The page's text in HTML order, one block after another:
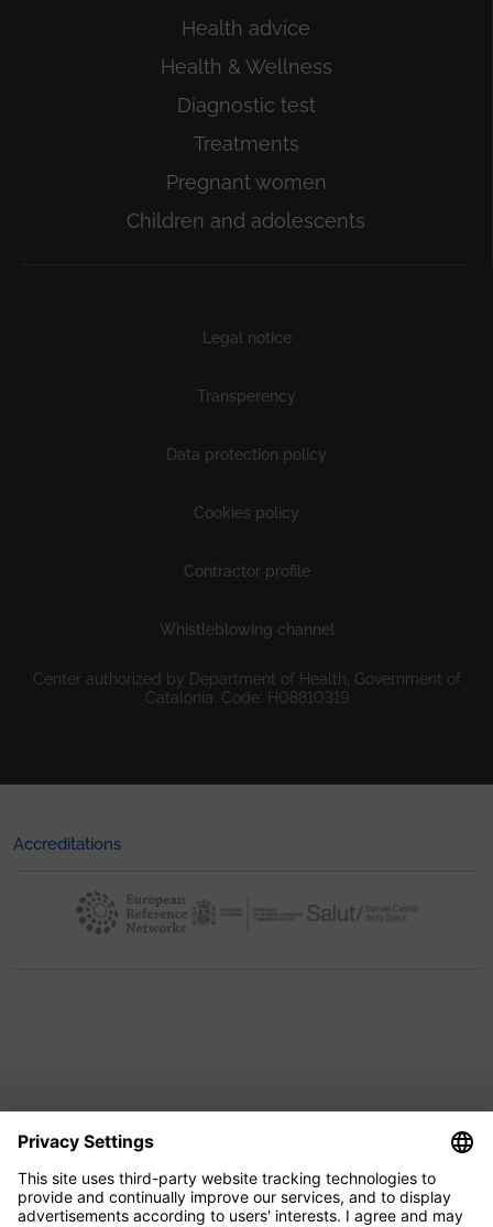
Health advice
Health & Wellness
Diagnostic test
Treatments
Pregnant women
Children and adolescents
Legal notice
Transperency
Data protection policy
Cookies policy
Contractor profile
Whistleblowing channel
Center authorized by Department of Health, Government of
Catalonia. Code: H08810319
Accreditations